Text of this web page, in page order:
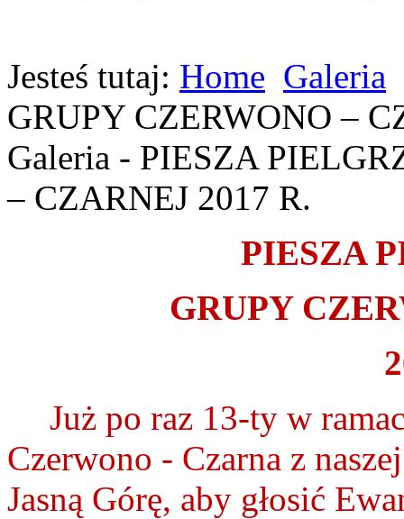
Jesteś tutaj: Home Galeria
GRUPY CZERWONO –
Galeria - PIESZA
– CZARNEJ 2017 R.
PIESZA
GRUPY
Już po raz 13-ty w
Czerwono - Czarna z
Jasną Górę, aby głosić